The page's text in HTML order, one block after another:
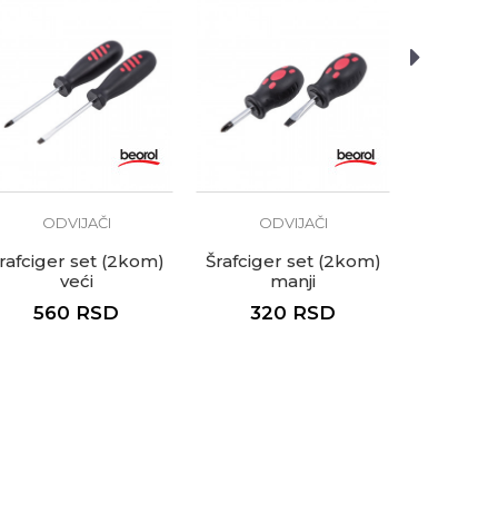
ODVIJAČI
set (2kom)
veći
560 RSD
ODVIJAČI
Šrafciger set (2kom)
manji
320 RSD